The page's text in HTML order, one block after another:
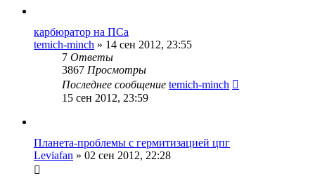
карбюратор на ПСа
temich-minch » 14 сен 2012, 23:55
7 Ответы
3867 Просмотры
Последнее сообщение temich-minch
15 сен 2012, 23:59
Планета-проблемы с гермитизацией цпг
Leviafan » 02 сен 2012, 22:28